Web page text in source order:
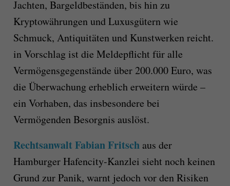
Jachten, Bargeldbeständen, bis hin zu
Kryptowährungen und Luxusgütern wie
Schmuck, Antiquitäten und Kunstwerken reicht.
in Vorschlag ist die Meldepflicht für alle
Vermögensgegenstände über 200.000 Euro, was
die Überwachung erheblich erweitern würde –
ein Vorhaben, das insbesondere bei
Vermögenden Besorgnis auslöst.
Rechtsanwalt Fabian Fritschaus der
Hamburger Hafencity-Kanzlei sieht noch keinen
Grund zur Panik, warnt jedoch vor den Risiken